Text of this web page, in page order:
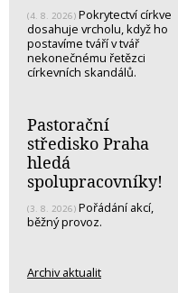
(4. 8. 2026) Pokrytectví církve
dosahuje vrcholu, když ho
postavíme tváří v tvář
nekonečnému řetězci
církevních skandálů.
Pastorační
středisko Praha
hledá
spolupracovníky!
(3. 8. 2026) Pořádání akcí,
běžný provoz.
Archiv aktualit